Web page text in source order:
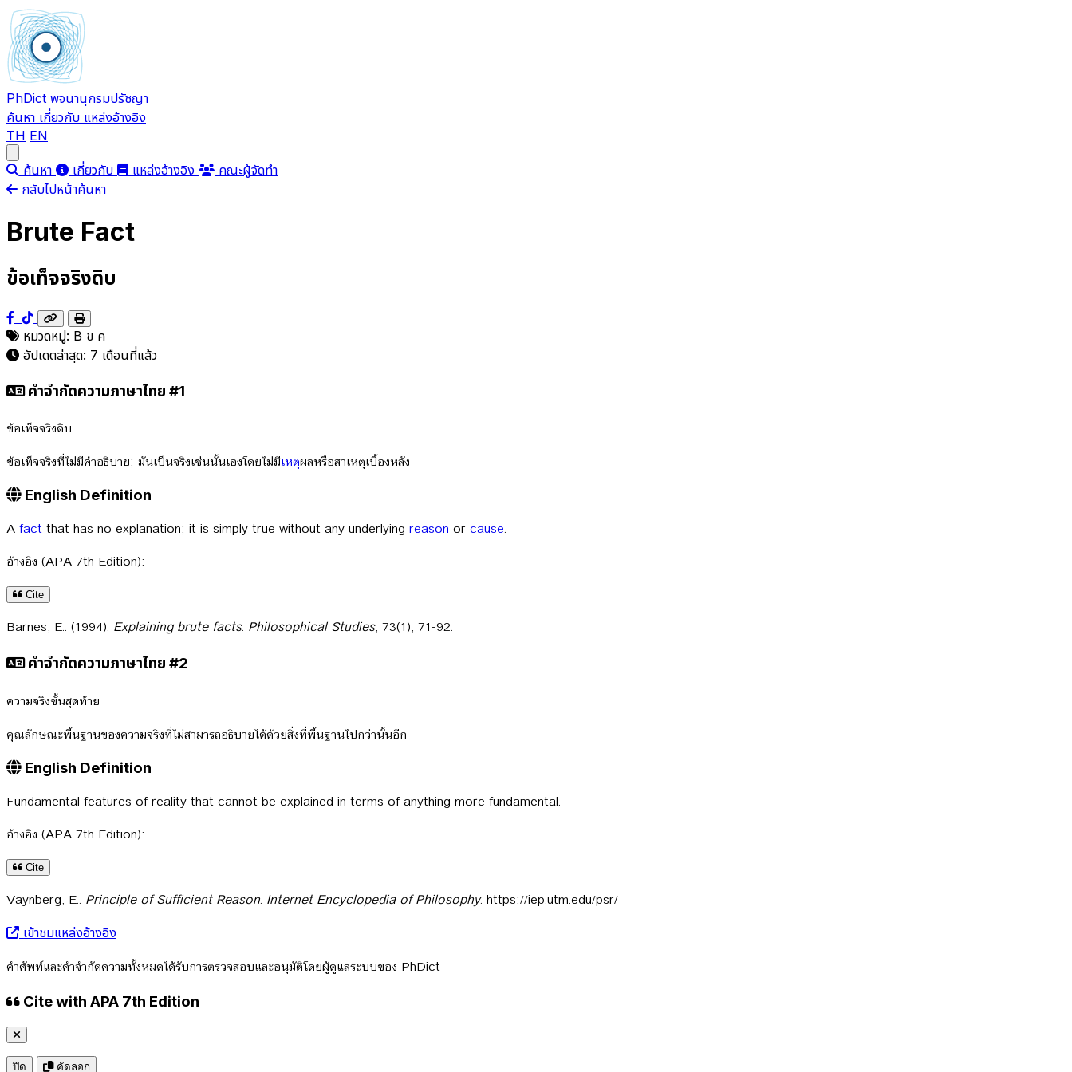
PhDict พจนานุกรมปรัชญา
ค้นหา เกี่ยวกับ แหล่งอ้างอิง
TH EN
ค้นหา เกี่ยวกับ แหล่งอ้างอิง
คณะผู้จัดทำ
กลับไปหน้าค้นหา
Brute Fact
ข้อเท็จจริงดิบ
หมวดหมู่: B ข ค
อัปเดตล่าสุด: 7 เดือนที่แล้ว
คำจำกัดความภาษาไทย #1
ข้อเท็จจริงดิบ
ข้อเท็จจริงที่ไม่มีคำอธิบาย; มันเป็นจริงเช่นนั้นเองโดยไม่มีเหตุผลหรือสาเหตุเบื้องหลัง
English Definition
A fact that has no explanation; it is simply true without any underlying reason or cause.
อ้างอิง (APA 7th Edition):
Cite
Barnes, E.. (1994). Explaining brute facts. Philosophical Studies, 73(1), 71-92.
คำจำกัดความภาษาไทย #2
ความจริงขั้นสุดท้าย
คุณลักษณะพื้นฐานของความจริงที่ไม่สามารถอธิบายได้ด้วยสิ่งที่พื้นฐานไปกว่านั้นอีก
English Definition
Fundamental features of reality that cannot be explained in terms of anything more fundamental.
อ้างอิง (APA 7th Edition):
Cite
Vaynberg, E.. Principle of Sufficient Reason. Internet Encyclopedia of Philosophy. https://iep.utm.edu/psr/
เข้าชมแหล่งอ้างอิง
คำศัพท์และคำจำกัดความทั้งหมดได้รับการตรวจสอบและอนุมัติโดยผู้ดูแลระบบของ PhDict
Cite with APA 7th Edition
ปิด คัดลอก